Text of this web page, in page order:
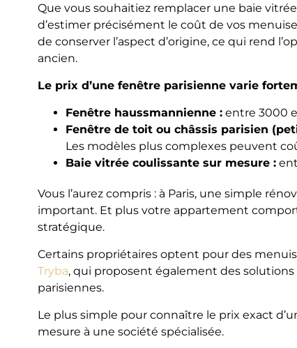
Que vous souhaitiez remplacer une baie
d’estimer précisément le coût de vos
de conserver l’aspect d’origine, ce qui rend
ancien.
Le prix d’une fenêtre parisienne varie
Fenêtre haussmannienne :entre 3000
Fenêtre de toit ou châssis parisien
Les modèles plus complexes peuvent
Baie vitrée coulissante sur mesure :
Vous l’aurez compris : à Paris, une simple
important. Et plus votre appartement
stratégique.
Certains propriétaires optent pour des
Tryba, qui proposent également des
parisiennes.
Le plus simple pour connaître le prix exact
mesure à une société spécialisée.